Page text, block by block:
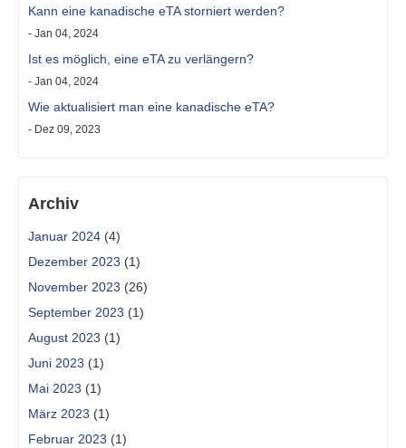
Kann eine kanadische eTA storniert werden?
- Jan 04, 2024
Ist es möglich, eine eTA zu verlängern?
- Jan 04, 2024
Wie aktualisiert man eine kanadische eTA?
- Dez 09, 2023
Archiv
Januar 2024 (4)
Dezember 2023 (1)
November 2023 (26)
September 2023 (1)
August 2023 (1)
Juni 2023 (1)
Mai 2023 (1)
März 2023 (1)
Februar 2023 (1)